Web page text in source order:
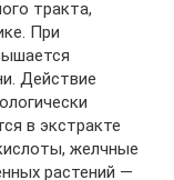
тракта,
При
Действие
в экстракте
желчные
растений —